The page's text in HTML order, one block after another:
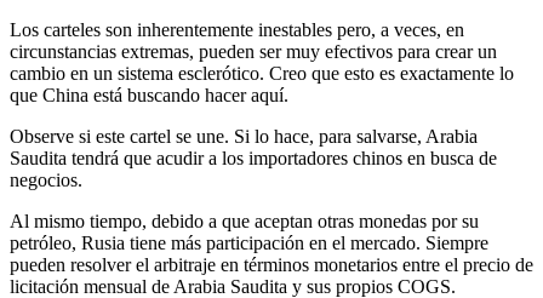
Los carteles son inherentemente inestables pero, a veces, en
circunstancias extremas, pueden ser muy efectivos para crear un
cambio en un sistema esclerótico. Creo que esto es exactamente lo
que China está buscando hacer aquí.
Observe si este cartel se une. Si lo hace, para salvarse, Arabia
Saudita tendrá que acudir a los importadores chinos en busca de
negocios.
Al mismo tiempo, debido a que aceptan otras monedas por su
petróleo, Rusia tiene más participación en el mercado. Siempre
pueden resolver el arbitraje en términos monetarios entre el precio de
licitación mensual de Arabia Saudita y sus propios COGS.